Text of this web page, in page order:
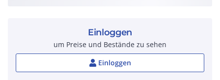
Einloggen
um Preise und Bestände zu sehen
Einloggen